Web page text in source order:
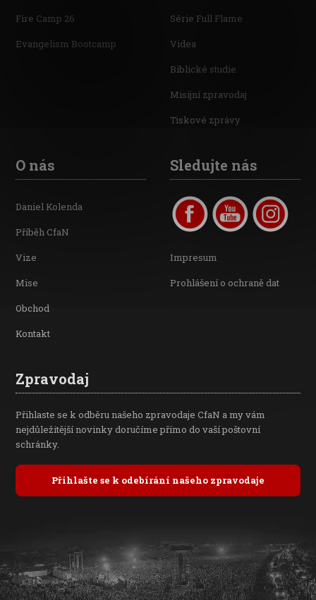
Fire Camp 26
Evangelism Bootcamp
Série Full Flame
Videa
Biblické studie
Misijní zpravodaj
Tiskové zprávy
O nás
Daniel Kolenda
Příběh CfaN
Vize
Mise
Obchod
Kontakt
Sledujte nás
Impresum
Prohlášení o ochraně dat
Zpravodaj
Přihlaste se k odběru našeho zpravodaje CfaN a my vám
nejdůležitější novinky doručíme přímo do vaší poštovní
schránky.
Přihlašte se k odebírání našeho zpravodaje